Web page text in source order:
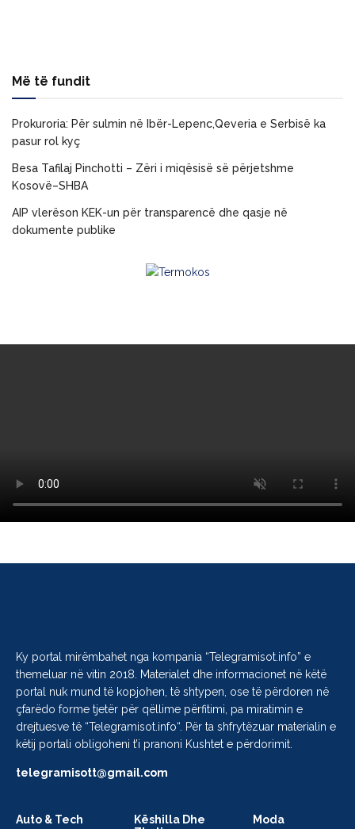
Më të fundit
Prokuroria: Për sulmin në Ibër-Lepenc,Qeveria e Serbisë ka
pasur rol kyç
Besa Tafilaj Pinchotti – Zëri i miqësisë së përjetshme
Kosovë–SHBA
AIP vlerëson KEK-un për transparencë dhe qasje në
dokumente publike
Ky portal mirëmbahet nga kompania “Telegramisot.info” e
themeluar në vitin 2018. Materialet dhe informacionet në këtë
portal nuk mund të kopjohen, të shtypen, ose të përdoren në
çfarëdo forme tjetër për qëllime përfitimi, pa miratimin e
drejtuesve të “Telegramisot.info“. Për ta shfrytëzuar materialin e
këtij portali obligoheni t’i pranoni Kushtet e përdorimit.
telegramisott@gmail.com
Auto & Tech
Këshilla Dhe
Moda